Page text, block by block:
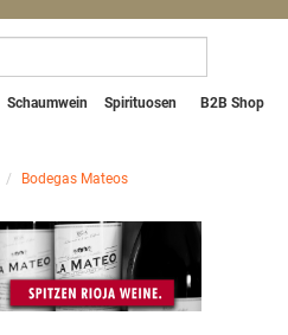
Schaumwein Spirituosen B2B Shop
Bodegas Mateos